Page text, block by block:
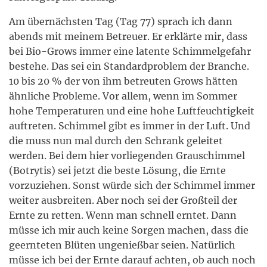
Am übernächsten Tag (Tag 77) sprach ich dann
abends mit meinem Betreuer. Er erklärte mir, dass
bei Bio-Grows immer eine latente Schimmelgefahr
bestehe. Das sei ein Standardproblem der Branche.
10 bis 20 % der von ihm betreuten Grows hätten
ähnliche Probleme. Vor allem, wenn im Sommer
hohe Temperaturen und eine hohe Luftfeuchtigkeit
auftreten. Schimmel gibt es immer in der Luft. Und
die muss nun mal durch den Schrank geleitet
werden. Bei dem hier vorliegenden Grauschimmel
(Botrytis) sei jetzt die beste Lösung, die Ernte
vorzuziehen. Sonst würde sich der Schimmel immer
weiter ausbreiten. Aber noch sei der Großteil der
Ernte zu retten. Wenn man schnell erntet. Dann
müsse ich mir auch keine Sorgen machen, dass die
geernteten Blüten ungenießbar seien. Natürlich
müsse ich bei der Ernte darauf achten, ob auch noch